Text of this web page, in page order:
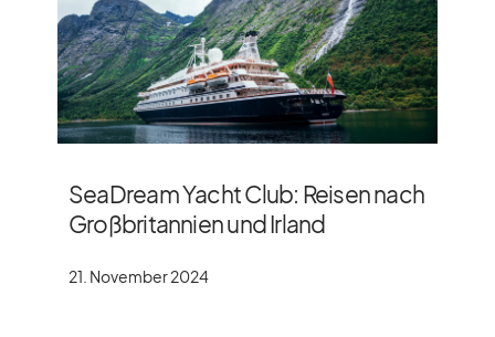
SeaDream Yacht Club: Reisen nach
Großbritannien und Irland
21. November 2024